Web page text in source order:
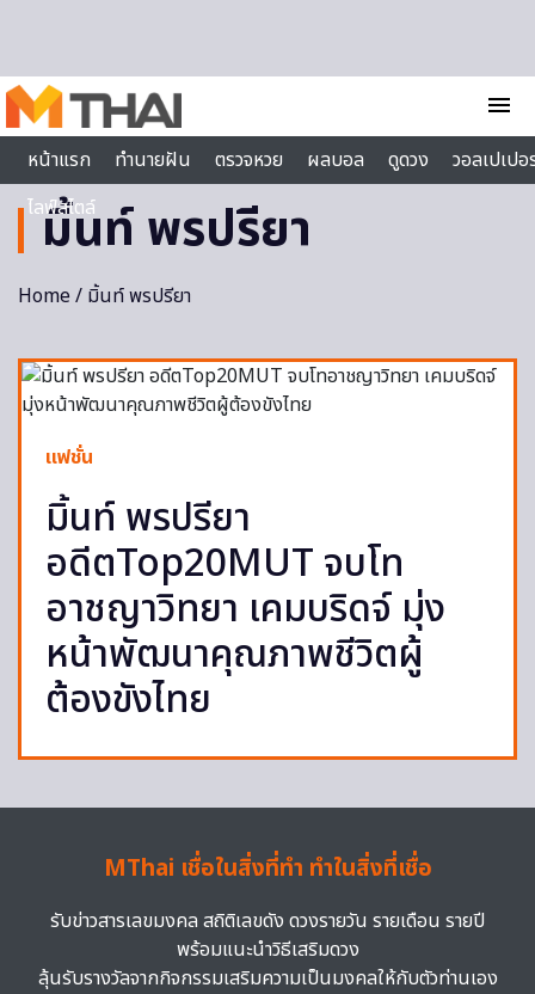
menu
หน้าแรก
ทำนายฝัน ตรวจหวย ผลบอล ดูดวง
วอลเปเป
ไลฟ์สไตล์
มิ้นท์ พรปรียา
Home/ มิ้นท์ พรปรียา
แฟชั่น
มิ้นท์ พรปรียา
อดีตTop20MUT จบโท
อาชญาวิทยา เคมบริดจ์ มุ่ง
หน้าพัฒนาคุณภาพชีวิตผู้
ต้องขังไทย
MThai เชื่อในสิ่งที่ทำ ทำในสิ่งที่เชื่อ
รับข่าวสารเลขมงคล สถิติเลขดัง ดวงรายวัน รายเดือน รายปี
พร้อมแนะนำวิธีเสริมดวง
ลุ้นรับรางวัลจากกิจกรรมเสริมความเป็นมงคลให้กับตัวท่านเอง